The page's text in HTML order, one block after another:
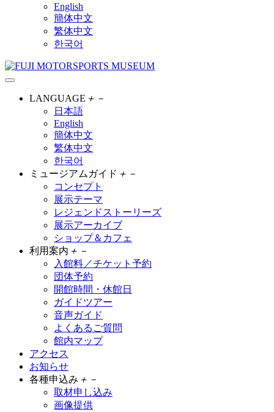
English
簡体中文
繁体中文
한국어
LANGUAGE ＋ －
日本語
English
簡体中文
繁体中文
한국어
ミュージアムガイド ＋ －
コンセプト
展示テーマ
レジェンドストーリーズ
展示アーカイブ
ショップ＆カフェ
利用案内 ＋ －
入館料／チケット予約
団体予約
開館時間・休館日
ガイドツアー
音声ガイド
よくあるご質問
館内マップ
アクセス
お知らせ
各種申込み ＋ －
取材申し込み
画像提供